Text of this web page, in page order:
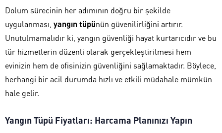
Dolum sürecinin her adımının doğru bir şekilde
uygulanması, yangın tüpünün güvenilirliğini artırır.
Unutulmamalıdır ki, yangın güvenliği hayat kurtarıcıdır ve bu
tür hizmetlerin düzenli olarak gerçekleştirilmesi hem
evinizin hem de ofisinizin güvenliğini sağlamaktadır. Böylece,
herhangi bir acil durumda hızlı ve etkili müdahale mümkün
hale gelir.
Yangın Tüpü Fiyatları: Harcama Planınızı Yapın